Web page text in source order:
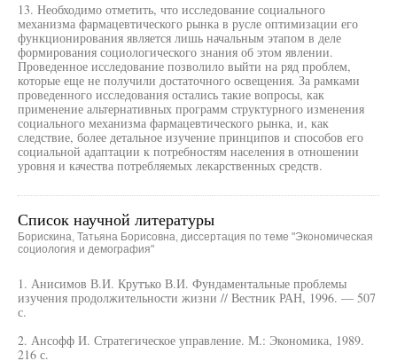
13. Необходимо отметить, что исследование социального
механизма фармацевтического рынка в русле оптимизации его
функционирования является лишь начальным этапом в деле
формирования социологического знания об этом явлении.
Проведенное исследование позволило выйти на ряд проблем,
которые еще не получили достаточного освещения. За рамками
проведенного исследования остались такие вопросы, как
применение альтернативных программ структурного изменения
социального механизма фармацевтического рынка, и, как
следствие, более детальное изучение принципов и способов его
социальной адаптации к потребностям населения в отношении
уровня и качества потребляемых лекарственных средств.
Список научной литературы
Борискина, Татьяна Борисовна, диссертация по теме "Экономическая
социология и демография"
1. Анисимов В.И. Крутъко В.И. Фундаментальные проблемы
изучения продолжительности жизни // Вестник РАН, 1996. — 507
с.
2. Ансофф И. Стратегическое управление. М.: Экономика, 1989.
216 с.